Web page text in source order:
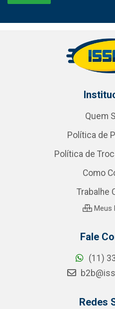
Quem
Política de
Política de
Como
Trabalhe
Meus
Fale
(11)
Redes